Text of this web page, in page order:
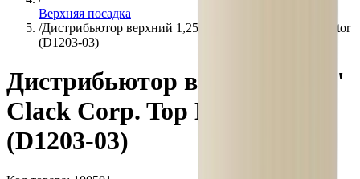
Верхняя посадка
/Дистрибьютор верхний 1,25" Clack Corp. Top Distributor
(D1203-03)
Дистрибьютор верхний 1,25"
Clack Corp. Top Distributor
(D1203-03)